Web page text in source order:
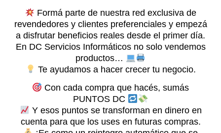
Formá parte de nuestra red exclusiva de
revendedores y clientes preferenciales y empezá
a disfrutar beneficios reales desde el primer día.
En DC Servicios Informáticos no solo vendemos
productos…
Te ayudamos a hacer crecer tu negocio.
Con cada compra que hacés, sumás
PUNTOS DC
Y esos puntos se transforman en dinero en
cuenta para que los uses en futuras compras.